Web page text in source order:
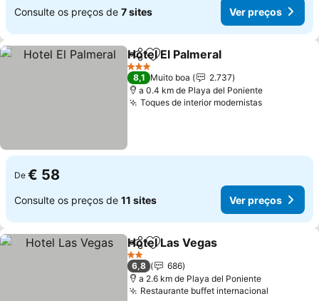
Consulte os preços de 7 sites Ver preços
PartilharAdicionar aos favoritos
Hotel El Palmeral
3 Estrelas
8,1 Muito boa
2.737
a 0.4 km de Playa del Poniente
Toques de interior modernistas
De € 58
Consulte os preços de 11 sites Ver preços
PartilharAdicionar aos favoritos
Hotel Las Vegas
2 Estrelas
6,8
686
a 2.6 km de Playa del Poniente
Restaurante buffet internacional